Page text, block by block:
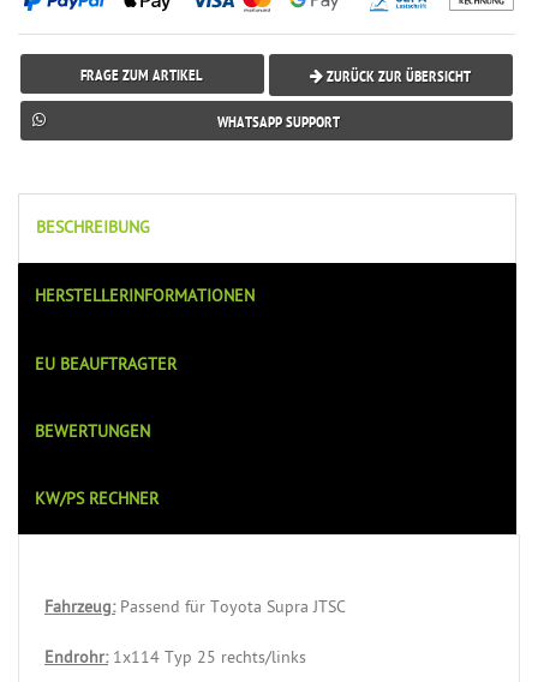
FRAGE ZUM ARTIKEL ZURÜCK ZUR ÜBERSICHT
WHATSAPP SUPPORT
BESCHREIBUNG
HERSTELLERINFORMATIONEN
EU BEAUFTRAGTER
BEWERTUNGEN
KW/PS RECHNER
Fahrzeug:Passend für Toyota Supra JTSC
Endrohr: 1x114 Typ 25 rechts/links